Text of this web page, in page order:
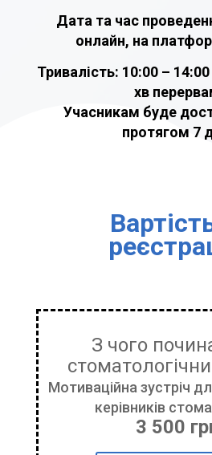
Дата та час
онлайн, на
Тривалість: 10:00 –
хв
Учасникам буде
протягом 7
З чого
Мотиваційна зустріч
керівників
3 500